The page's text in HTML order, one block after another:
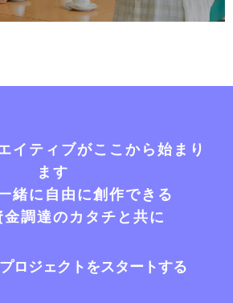
イティブがここから始まり
ます
緒に自由に創作できる
調達のカタチと共に
ロジェクトをスタートする